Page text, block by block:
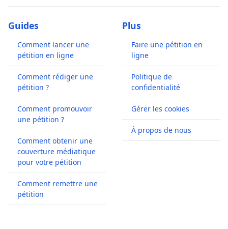
Guides
Comment lancer une
pétition en ligne
Comment rédiger une
pétition ?
Comment promouvoir
une pétition ?
Comment obtenir une
couverture médiatique
pour votre pétition
Comment remettre une
pétition
Plus
Faire une pétition en
ligne
Politique de
confidentialité
Gérer les cookies
À propos de nous